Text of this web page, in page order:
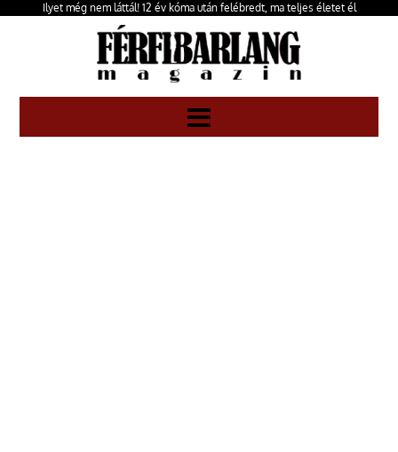
Ilyet még nem láttál! 12 év kóma után felébredt, ma teljes életet él